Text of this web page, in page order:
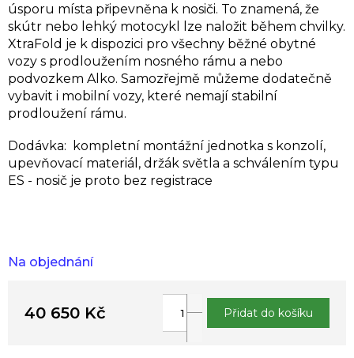
Na objednání
úsporu místa připevněna k nosiči. To znamená, že
skútr nebo lehký motocykl lze naložit během chvilky.
XtraFold je k dispozici pro všechny běžné obytné
vozy s prodloužením nosného rámu a nebo
podvozkem Alko. Samozřejmě můžeme dodatečně
vybavit i mobilní vozy, které nemají stabilní
prodloužení rámu.
Dodávka: kompletní montážní jednotka s konzolí,
upevňovací materiál, držák světla a schválením typu
ES - nosič je proto bez registrace
40 650 Kč Přidat do košíku